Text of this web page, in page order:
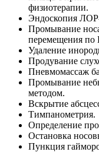
физиотерапии.
Эндоскопия
Промывание
перемещения по
Удаление
Продувание
Пневмомассаж
Промывание
методом.
Вскрытие
Тимпанометрия.
Определение
Остановка
Пункция